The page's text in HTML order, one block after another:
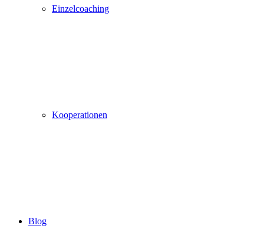
Einzelcoaching
Kooperationen
Blog